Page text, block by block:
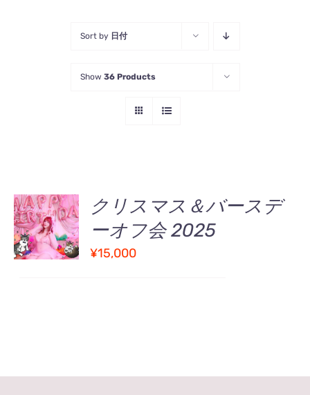
Sort by 日付
Show 36 Products
お買い物
カゴに追
加
/
詳
細
クリスマス＆バースデ
ーオフ会 2025
¥15,000